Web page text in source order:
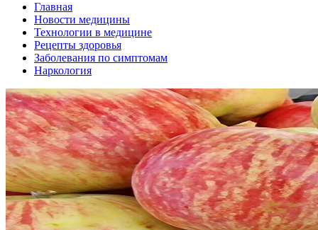
Главная
Новости медицины
Технологии в медицине
Рецепты здоровья
Заболевания по симптомам
Наркология